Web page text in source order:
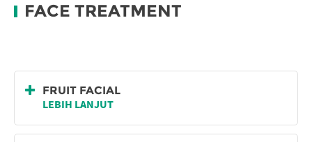
FACE TREATMENT
FRUIT FACIAL
LEBIH LANJUT